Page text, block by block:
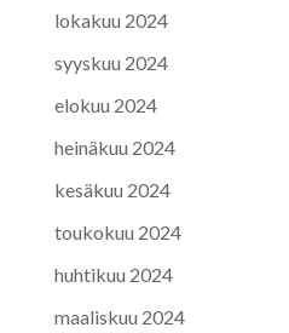
lokakuu 2024
syyskuu 2024
elokuu 2024
heinäkuu 2024
kesäkuu 2024
toukokuu 2024
huhtikuu 2024
maaliskuu 2024